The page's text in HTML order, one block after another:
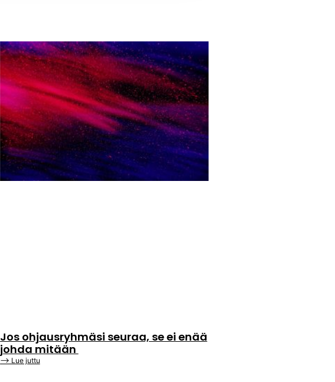
Jos ohjausryhmäsi seuraa, se ei enää
johda mitään
⟶ Lue juttu